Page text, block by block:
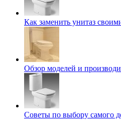
Как заменить унитаз
Обзор моделей и
Советы по выбору самого